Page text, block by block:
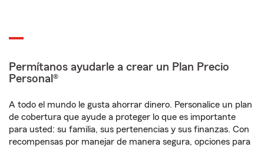
Permítanos ayudarle a crear un Plan Precio
Personal®
A todo el mundo le gusta ahorrar dinero. Personalice un plan
de cobertura que ayude a proteger lo que es importante
para usted: su familia, sus pertenencias y sus finanzas. Con
recompensas por manejar de manera segura, opciones para